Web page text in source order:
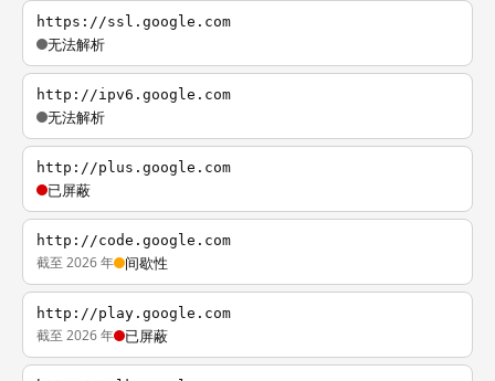
https://ssl.google.com
无法解析
http://ipv6.google.com
无法解析
http://plus.google.com
已屏蔽
http://code.google.com
截至 2026 年 间歇性
http://play.google.com
截至 2026 年 已屏蔽